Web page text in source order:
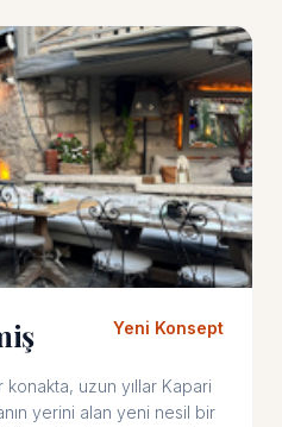
Yeni Konsept
uzun yıllar Kapari
yerini alan yeni nesil bir